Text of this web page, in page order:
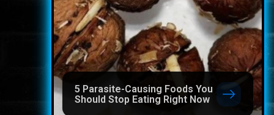
5 Parasite-Causing Foods You
Should Stop Eating Right Now